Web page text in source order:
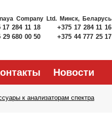
Company Ltd. Минск, Беларусь
17 284 11 18
+375 17 284 11 16
29 680 00 50 +375 44 777 25 17
Новости
к анализаторам спектра